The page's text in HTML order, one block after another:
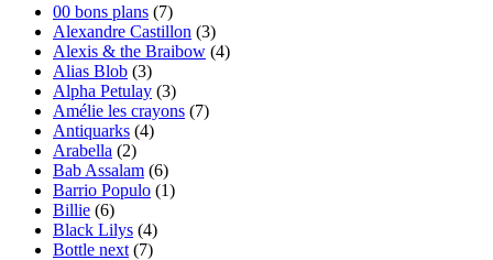
00 bons plans (7)
Alexandre Castillon (3)
Alexis & the Braibow (4)
Alias Blob (3)
Alpha Petulay (3)
Amélie les crayons (7)
Antiquarks (4)
Arabella (2)
Bab Assalam (6)
Barrio Populo (1)
Billie (6)
Black Lilys (4)
Bottle next (7)